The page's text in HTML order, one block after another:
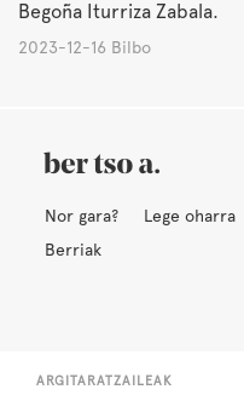
Begoña Iturriza Zabala.
2023-12-16 Bilbo
Nor gara? Lege oharra
Berriak
ARGITARATZAILEAK